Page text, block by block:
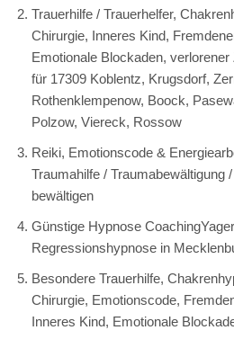
Trauerhilfe / Trauerhelfer,
Chirurgie, Inneres Kind,
Emotionale Blockaden,
für 17309 Koblentz, Krugsdorf,
Rothenklempenow, Boock,
Polzow, Viereck, Rossow
Reiki, Emotionscode &
Traumahilfe / Traumabewältigung
bewältigen
Günstige Hypnose
Regressionshypnose in
Besondere Trauerhilfe,
Chirurgie, Emotionscode,
Inneres Kind, Emotionale